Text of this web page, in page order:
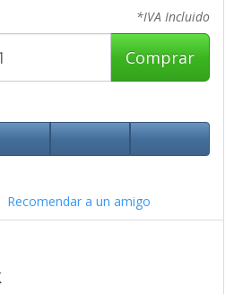
*IVA Incluido
Comprar
Recomendar a un amigo